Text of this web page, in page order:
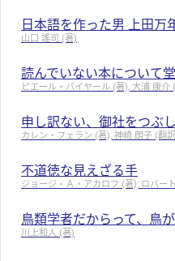
日本語を作った男 上田万
山口 謠司 (著)
読んでいない本について
ピエール・バイヤール (著), 大浦 康介
申し訳ない、御社をつぶ
カレン・フェラン (著), 神崎 朗子 (翻
不道徳な見えざる手
ジョージ・Ａ・アカロフ (著), ロバー
鳥類学者だからって、鳥
川上和人 (著)